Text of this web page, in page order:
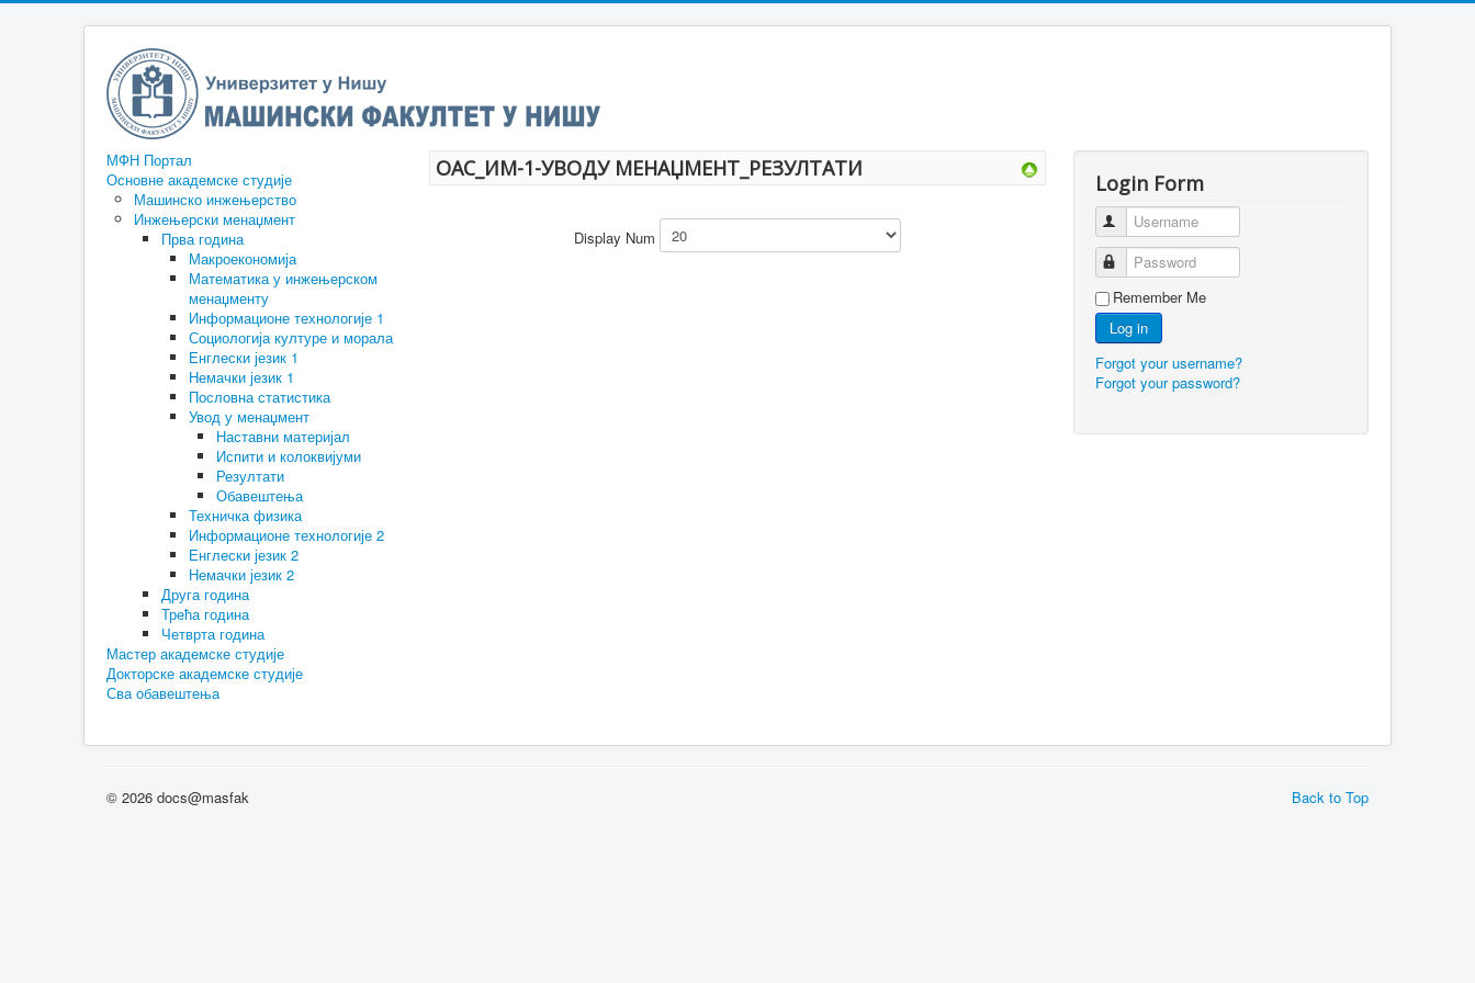
МФН Портал
Основне академске студије
Машинско инжењерство
Инжењерски менаџмент
Прва година
Макроекономија
Математика у инжењерском
менаџменту
Информационе технологије 1
Социологија културе и морала
Енглески језик 1
Немачки језик 1
Пословна статистика
Увод у менаџмент
Наставни материјал
Испити и колоквијуми
Резултати
Обавештења
Техничка физика
Информационе технологије 2
Енглески језик 2
Немачки језик 2
Друга година
Трећа година
Четврта година
Мастер академске студије
Докторске академске студије
Сва обавештења
ОАС_ИМ-1-УВОДУ МЕНАЏМЕНТ_РЕЗУЛТАТИ
Display Num
Login Form
Username
Password
Remember Me
Log in
Forgot your username?
Forgot your password?
Back to Top
© 2026 docs@masfak